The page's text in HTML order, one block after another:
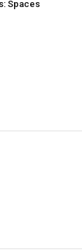
Spaces